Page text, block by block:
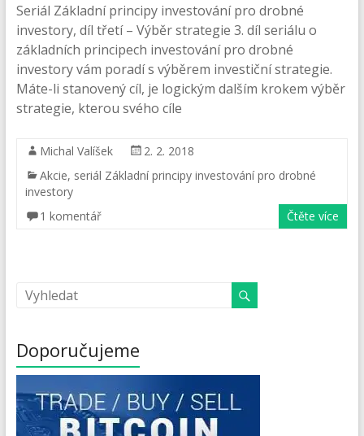
Seriál Základní principy investování pro drobné
investory, díl třetí – Výběr strategie 3. díl seriálu o
základních principech investování pro drobné
investory vám poradí s výběrem investiční strategie.
Máte-li stanovený cíl, je logickým dalším krokem výběr
strategie, kterou svého cíle
Michal Valíšek
2. 2. 2018
Akcie, seriál Základní principy investování pro drobné
investory
1 komentář
Čtěte více
Doporučujeme